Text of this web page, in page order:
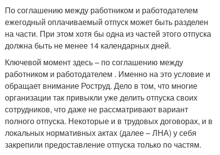
По соглашению между работником и работодателем
ежегодный оплачиваемый отпуск может быть разделен
на части. При этом хотя бы одна из частей этого отпуска
должна быть не менее 14 календарных дней.
Ключевой момент здесь – по соглашению между
работником и работодателем . Именно на это условие и
обращает внимание Роструд. Дело в том, что многие
организации так привыкли уже делить отпуска своих
сотрудников, что даже не рассматривают вариант
полного отпуска. Некоторые и в трудовых договорах, и в
локальных нормативных актах (далее – ЛНА) у себя
закрепили предоставление отпуска только по частям.